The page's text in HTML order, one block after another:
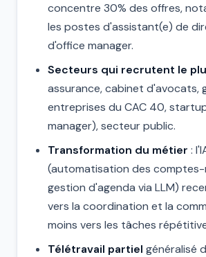
concentre 30% des offres,
les postes d'assistant(e) de
d'office manager.
Secteurs qui recrutent le
assurance, cabinet d'avocats,
entreprises du CAC 40,
manager), secteur public.
Transformation du métier :
(automatisation des comptes-
gestion d'agenda via LLM)
vers la coordination et la
moins vers les tâches
Télétravail partiel généralisé